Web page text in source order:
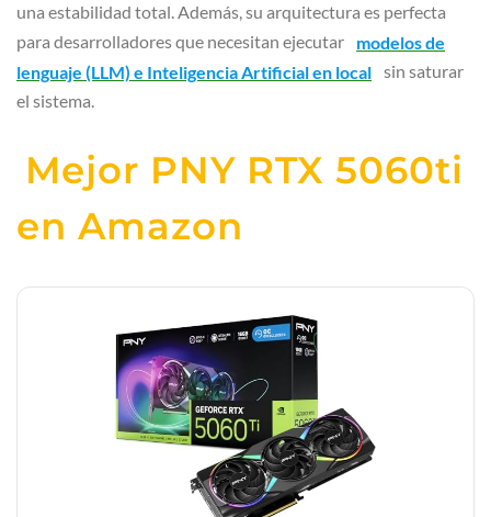
una estabilidad total. Además, su arquitectura es perfecta
para desarrolladores que necesitan ejecutar
modelos de
lenguaje (LLM) e Inteligencia Artificial en local sin saturar
el sistema.
Mejor PNY RTX 5060ti
en Amazon